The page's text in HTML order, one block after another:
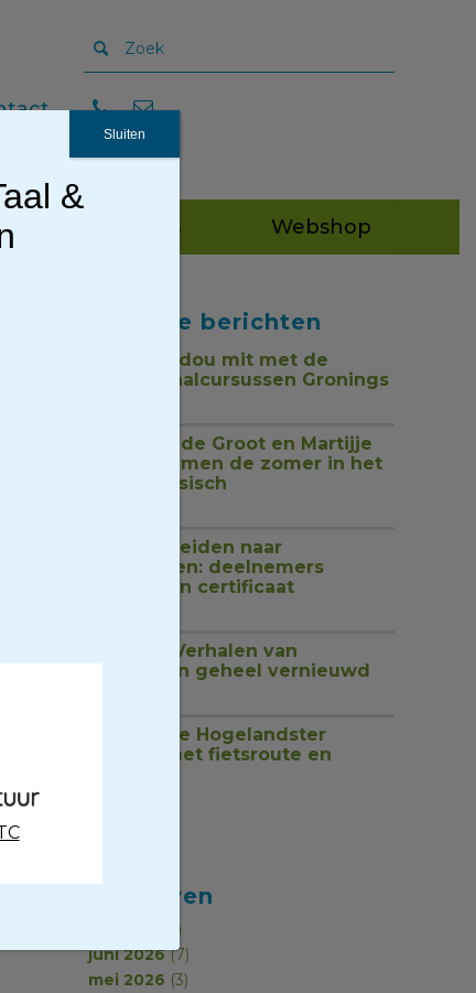
Publicaties Webshop
Recente berichten
Tou mor, dou mit met de
nieuwe taalcursussen Gronings
Jan Henk de Groot en Martijje
zingen samen de zomer in het
Nedersaksisch
Van rondleiden naar
begeleiden: deelnemers
ontvangen certificaat
Website Verhalen van
Groningen geheel vernieuwd
Ontdek de Hogelandster
molens met fietsroute en
Archieven
(2)
juni 2026(7)
mei 2026 (3)
&
Sluiten